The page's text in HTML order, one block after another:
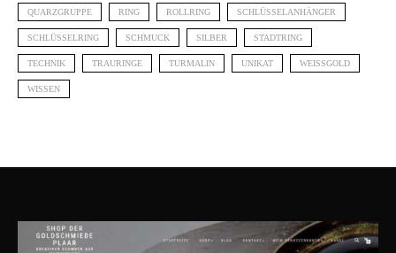
QUARZGRUPPE RING ROLLRING SCHLÜSSELANHÄNGER
SCHLÜSSELRING SCHMUCK SILBER STADTRING
TECHNIK TRAURINGE TURMALIN UNIKAT WEISSGOLD
WISSEN